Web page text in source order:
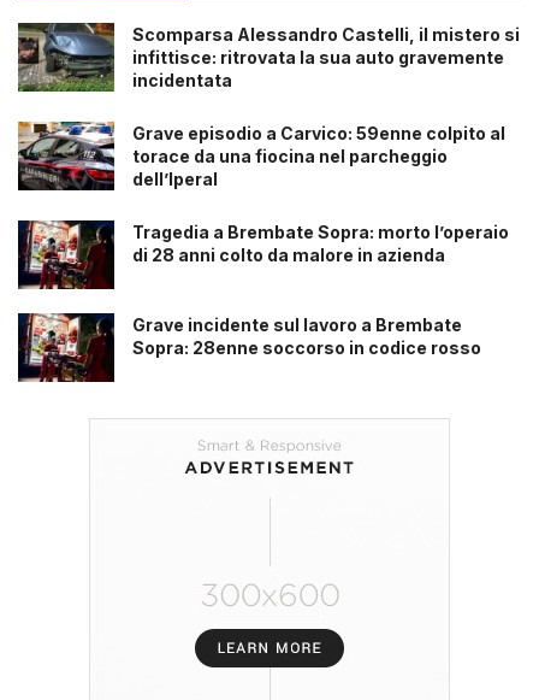
Scomparsa Alessandro Castelli, il mistero si
infittisce: ritrovata la sua auto gravemente
incidentata
Grave episodio a Carvico: 59enne colpito al
torace da una fiocina nel parcheggio
dell’Iperal
Tragedia a Brembate Sopra: morto l’operaio
di 28 anni colto da malore in azienda
Grave incidente sul lavoro a Brembate
Sopra: 28enne soccorso in codice rosso